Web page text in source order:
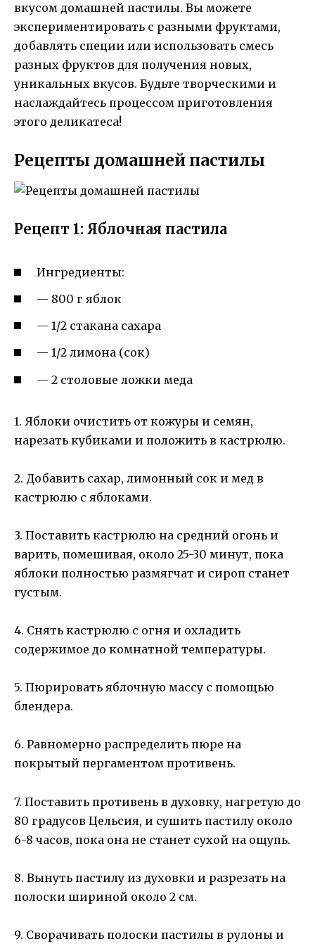
вкусом домашней пастилы. Вы можете
экспериментировать с разными фруктами,
добавлять специи или использовать смесь
разных фруктов для получения новых,
уникальных вкусов. Будьте творческими и
наслаждайтесь процессом приготовления
этого деликатеса!
Рецепты домашней пастилы
Рецепт 1: Яблочная пастила
Ингредиенты:
— 800 г яблок
— 1/2 стакана сахара
— 1/2 лимона (сок)
— 2 столовые ложки меда
1. Яблоки очистить от кожуры и семян,
нарезать кубиками и положить в кастрюлю.
2. Добавить сахар, лимонный сок и мед в
кастрюлю с яблоками.
3. Поставить кастрюлю на средний огонь и
варить, помешивая, около 25-30 минут, пока
яблоки полностью размягчат и сироп станет
густым.
4. Снять кастрюлю с огня и охладить
содержимое до комнатной температуры.
5. Пюрировать яблочную массу с помощью
блендера.
6. Равномерно распределить пюре на
покрытый пергаментом противень.
7. Поставить противень в духовку, нагретую до
80 градусов Цельсия, и сушить пастилу около
6-8 часов, пока она не станет сухой на ощупь.
8. Вынуть пастилу из духовки и разрезать на
полоски шириной около 2 см.
9. Сворачивать полоски пастилы в рулоны и